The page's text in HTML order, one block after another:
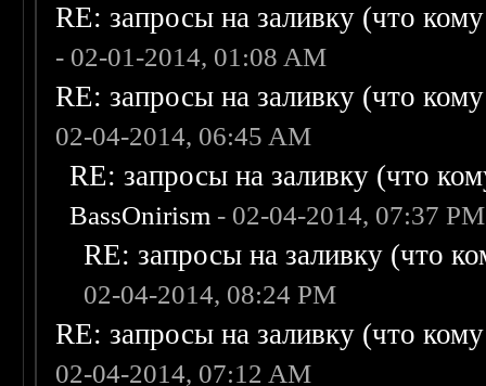
RE: запросы на заливку (что
- 02-01-2014, 01:08 AM
RE: запросы на заливку (что
02-04-2014, 06:45 AM
RE: запросы на заливку (что
BassOnirism - 02-04-2014, 07:37 PM
RE: запросы на заливку (что
02-04-2014, 08:24 PM
RE: запросы на заливку (что
02-04-2014, 07:12 AM